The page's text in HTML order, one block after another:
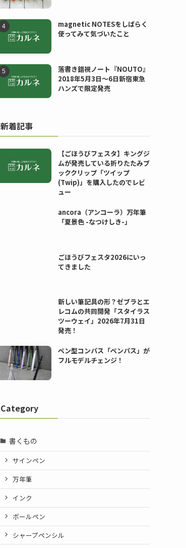
magnetic NOTESをしばらく
使ってみて気づいたこと
落書き錯視ノート『NOUTO』
2018年5月3日〜6日新宿東急
ハンズで限定発売
新着記事
【ごほうびフェスタ】キングジ
ムが発売している折りたたみブ
ッククリップ「ツイップ
(Twip)」を購入したのでレビ
ュー
ancora（アンコーラ）万年筆
「夏景色 -なつけしき-」
ごほうびフェスタ2026にいっ
てきました
新しい筆記具の形？ゼブラとエ
レコムの共同開発「スタイラス
ツーウェイ」2026年7月31日
発売！
ペン型コンパス「ペンパス」が
フルモデルチェンジ！
Category
書くもの
サインペン
万年筆
インク
ボールペン
シャープペンシル